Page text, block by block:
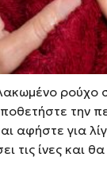
ρούχο
την
αφήστε για
τις ίνες και θα